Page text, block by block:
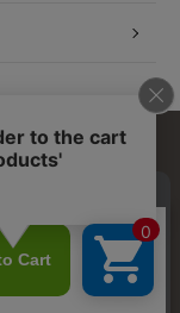
シーポリシー
店舗リスト